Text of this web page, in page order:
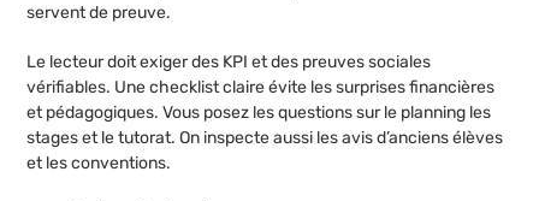
servent de preuve.
Le lecteur doit exiger des KPI et des preuves sociales
vérifiables. Une checklist claire évite les surprises financières
et pédagogiques. Vous posez les questions sur le planning les
stages et le tutorat. On inspecte aussi les avis d’anciens élèves
et les conventions.